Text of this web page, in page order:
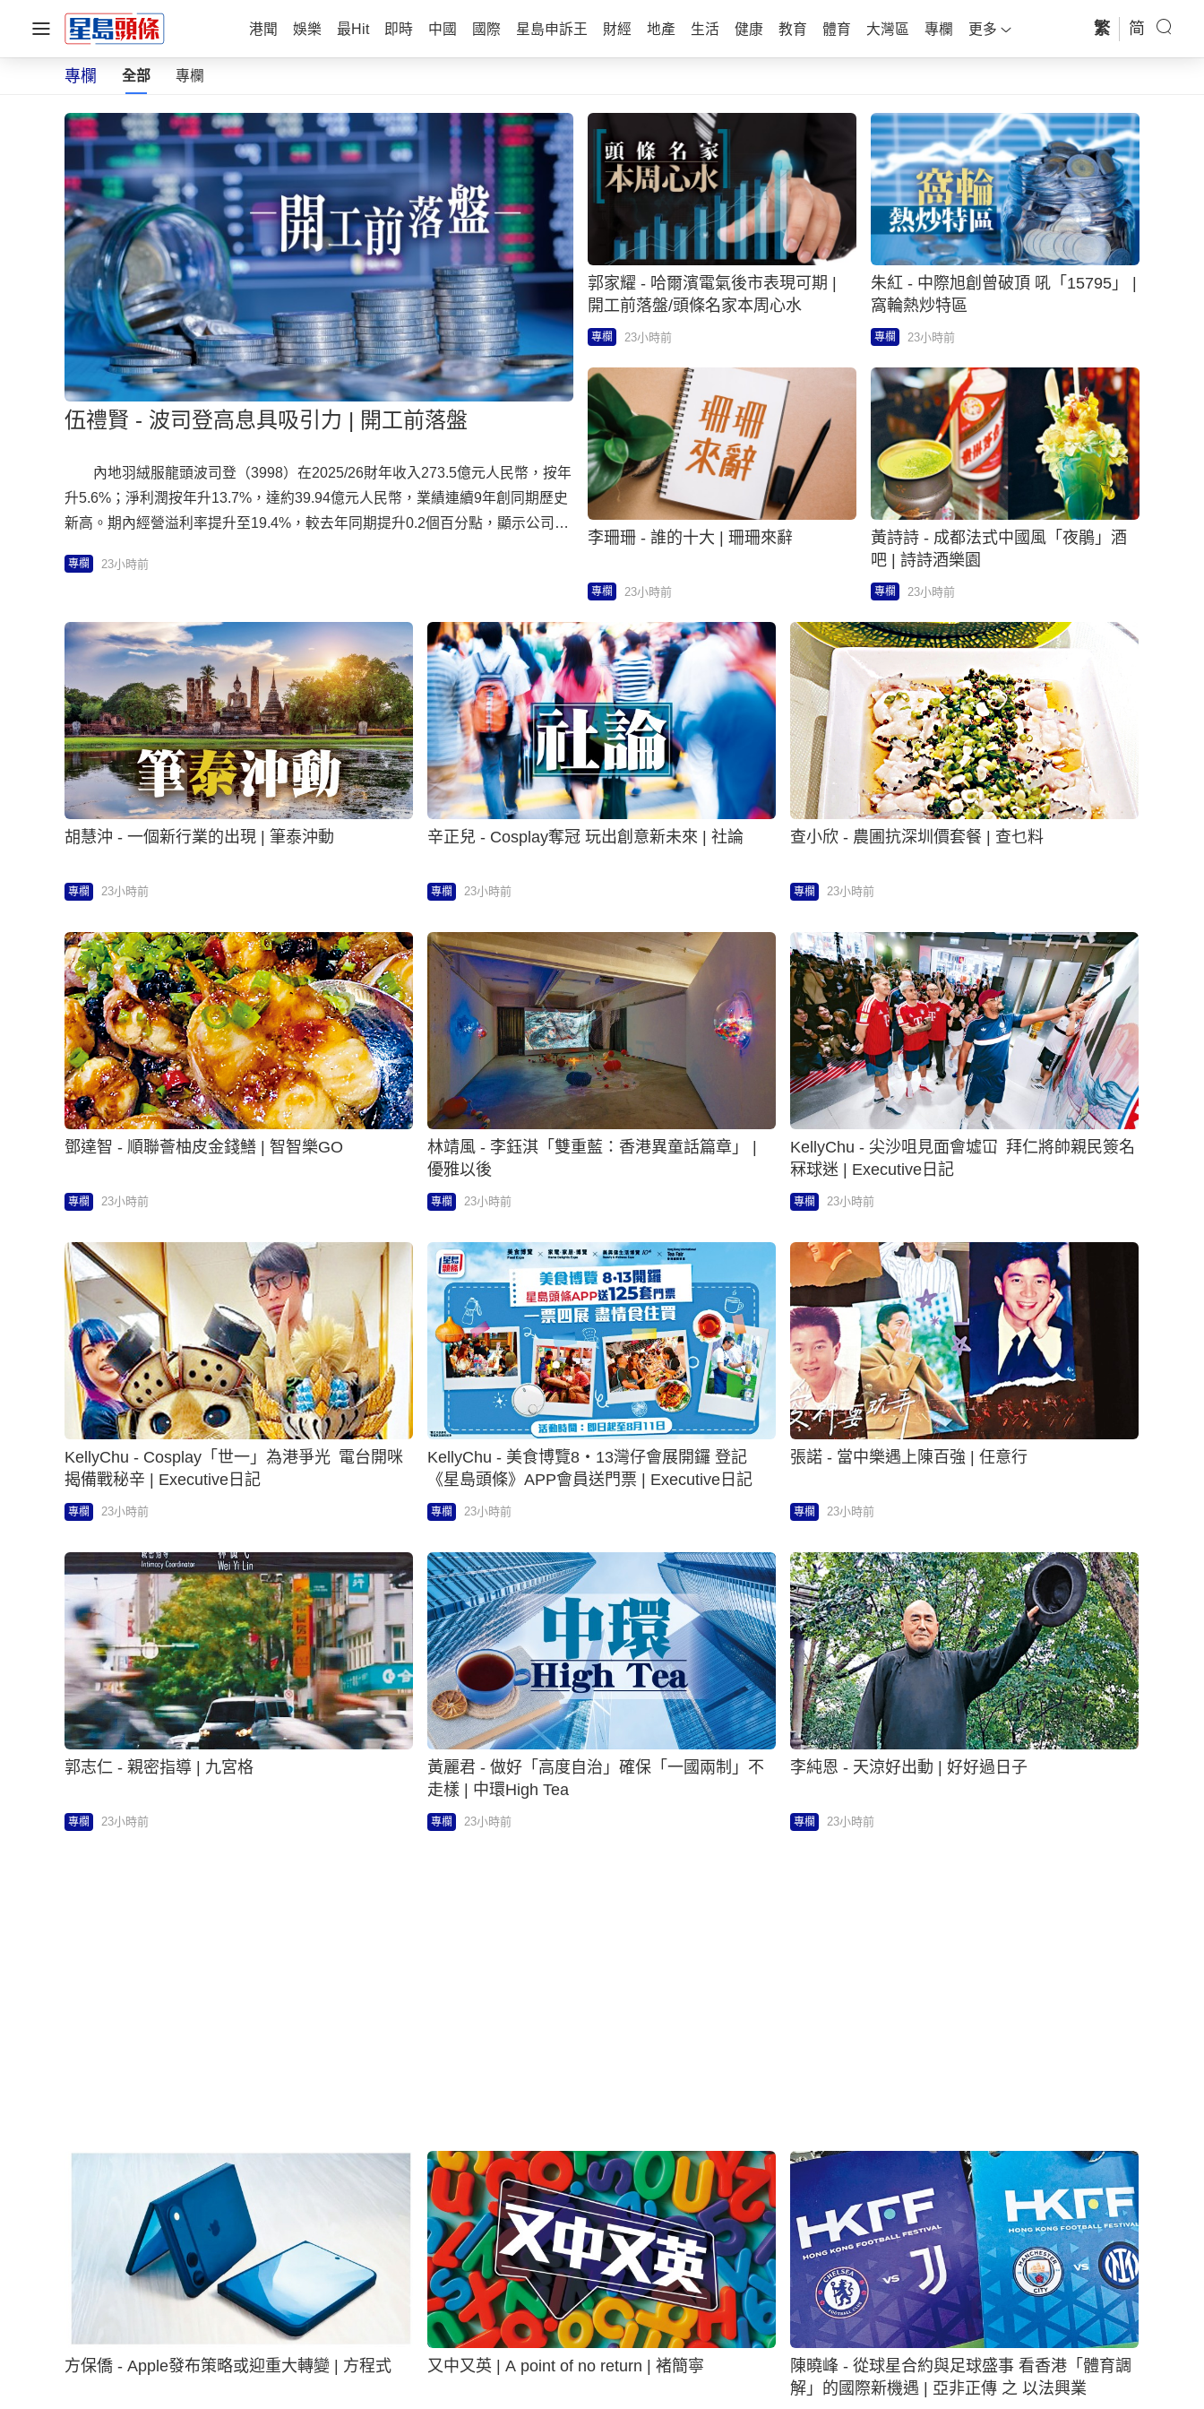
港聞 娛樂 最Hit 即時 中國 國際 星島申訴王 財經 地產 生活 健康 教育 體育 大灣區 專欄 更多 繁 简
專欄 全部 專欄
伍禮賢 - 波司登高息具吸引力 | 開工前落盤
內地羽絨服龍頭波司登（3998）在2025/26財年收入273.5億元人民幣，按年
升5.6%；淨利潤按年升13.7%，達約39.94億元人民幣，業績連續9年創同期歷史
新高。期內經營溢利率提升至19.4%，較去年同期提升0.2個百分點，顯示公司實
顯示庫存情況健康及強庫存調撥管理能力。公司主營業務穩健增長，「波司登」
專欄 23小時前
郭家耀 - 哈爾濱電氣後市表現可期 |
開工前落盤/頭條名家本周心水
專欄 23小時前
朱紅 - 中際旭創曾破頂 吼「15795」 |
窩輪熱炒特區
專欄 23小時前
李珊珊 - 誰的十大 | 珊珊來辭
專欄 23小時前
黃詩詩 - 成都法式中國風「夜鵑」酒
吧 | 詩詩酒樂園
專欄 23小時前
胡慧沖 - 一個新行業的出現 | 筆泰沖動
專欄 23小時前
辛正兒 - Cosplay奪冠 玩出創意新未來 | 社論
專欄 23小時前
查小欣 - 農圃抗深圳價套餐 | 查乜料
專欄 23小時前
鄧達智 - 順聯薈柚皮金錢鱔 | 智智樂GO
專欄 23小時前
林靖風 - 李鈺淇「雙重藍：香港異童話篇章」 |
優雅以後
專欄 23小時前
KellyChu - 尖沙咀見面會墟冚 拜仁將帥親民簽名
冧球迷 | Executive日記
專欄 23小時前
KellyChu - Cosplay「世一」為港爭光 電台開咪
揭備戰秘辛 | Executive日記
專欄 23小時前
KellyChu - 美食博覽8‧13灣仔會展開鑼 登記
《星島頭條》APP會員送門票 | Executive日記
專欄 23小時前
張諾 - 當中樂遇上陳百強 | 任意行
專欄 23小時前
郭志仁 - 親密指導 | 九宮格
專欄 23小時前
黃麗君 - 做好「高度自治」確保「一國兩制」不
走樣 | 中環High Tea
專欄 23小時前
李純恩 - 天涼好出動 | 好好過日子
專欄 23小時前
方保僑 - Apple發布策略或迎重大轉變 | 方程式 又中又英 | A point of no return | 褚簡寧
陳曉峰 - 從球星合約與足球盛事 看香港「體育調
解」的國際新機遇 | 亞非正傳 之 以法興業